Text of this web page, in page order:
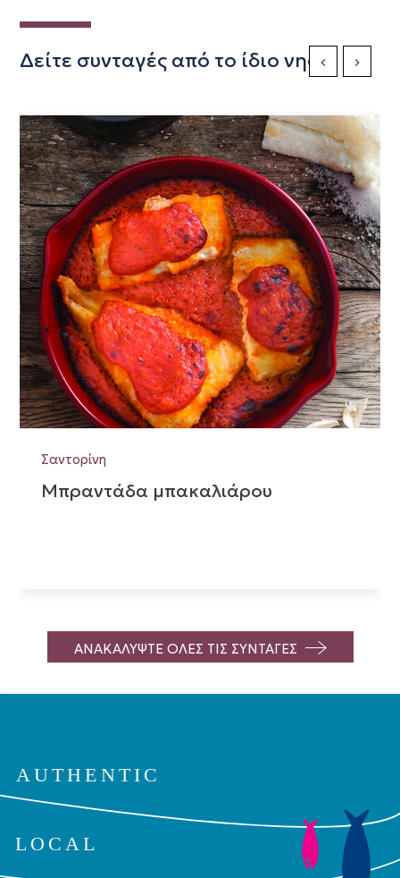
Δείτε συνταγές από το ίδιο νησί
Σαντορίνη
Μπραντάδα μπακαλιάρου
Previous Slide
Next
ΑΝΑΚΑΛΥΨΤΕ ΟΛΕΣ ΤΙΣ ΣΥΝΤΑΓΕΣ